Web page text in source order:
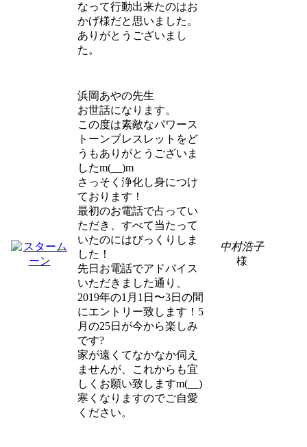
なって行動出来たのはお
かげ様だと思いました。
ありがとうございまし
た。
浜岡あやの先生
お世話になります。
この度は素敵なパワース
トーンブレスレットをど
うもありがとうございま
したm(__)m
さっそく浄化し身につけ
ております！
最初のお電話で占ってい
ただき、すべて当たって
いたのにはびっくりしま
した！
先日お電話でアドバイス
いただきました通り、
2019年の1月1日〜3日の間
にエントリー致します！5
月の25日が今から楽しみ
です?
家が遠くてなかなか伺え
ませんが、これからも宜
しくお願い致しますm(__)
寒くなりますのでご自愛
ください。
中村浩子
様